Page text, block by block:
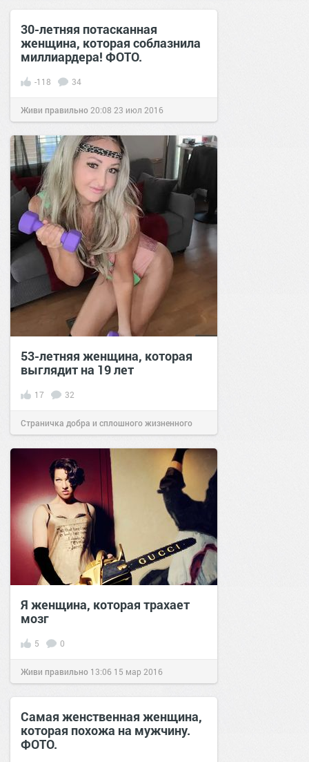
30-летняя потасканная
женщина, которая соблазнила
миллиардера! ФОТО.
-118 34
Живи правильно 20:08 23 июл 2016
53-летняя женщина, которая
выглядит на 19 лет
17 32
Страничка добра и сплошного жизненного
позитива!06:0005 апр 2022
Я женщина, которая трахает
мозг
5 0
Живи правильно 13:06 15 мар 2016
Самая женственная женщина,
которая похожа на мужчину.
ФОТО.